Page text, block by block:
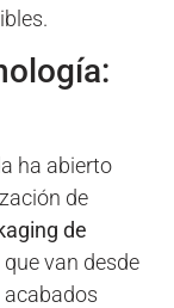
ha abierto
de
de
van desde